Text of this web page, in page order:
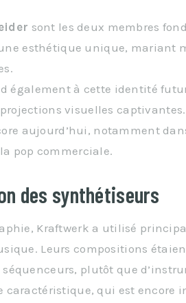
sont les deux membres
esthétique unique, mariant
également à cette identité
visuelles captivantes.
aujourd’hui, notamment
pop commerciale.
des synthétiseurs
Kraftwerk a utilisé
Leurs compositions
plutôt que
caractéristique, qui est encore